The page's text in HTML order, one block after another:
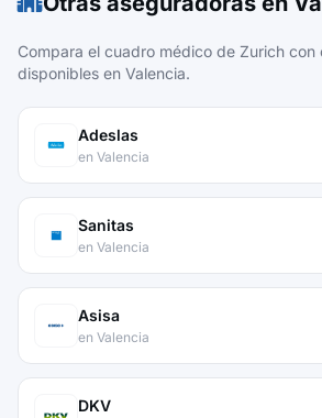
Compara el cuadro médico de Zurich con
disponibles en Valencia.
Adeslas
en Valencia
Sanitas
en Valencia
Asisa
en Valencia
DKV